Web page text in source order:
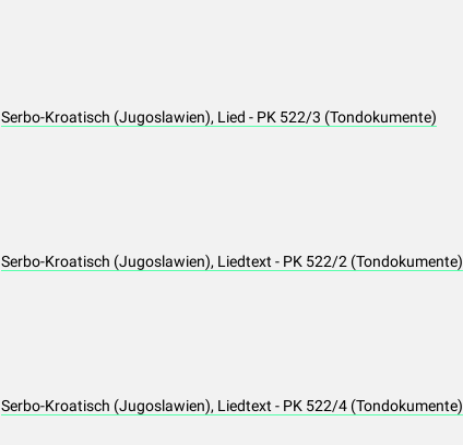
Serbo-Kroatisch (Jugoslawien), Lied - PK 522/3 (Tondokumente)
Serbo-Kroatisch (Jugoslawien), Liedtext - PK 522/2 (Tondokumente)
Serbo-Kroatisch (Jugoslawien), Liedtext - PK 522/4 (Tondokumente)